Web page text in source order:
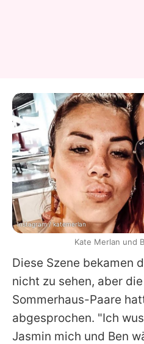
Diese Szene bekamen
nicht zu sehen, aber
Sommerhaus-Paare
abgesprochen. "Ich
Jasmin mich und Ben
Instagram / katemerlan
Kate Merlan und